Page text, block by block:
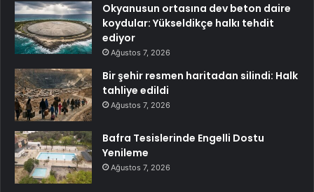
Okyanusun ortasına dev beton daire
koydular: Yükseldikçe halkı tehdit
ediyor
Ağustos 7, 2026
Bir şehir resmen haritadan silindi: Halk
tahliye edildi
Ağustos 7, 2026
Bafra Tesislerinde Engelli Dostu
Yenileme
Ağustos 7, 2026